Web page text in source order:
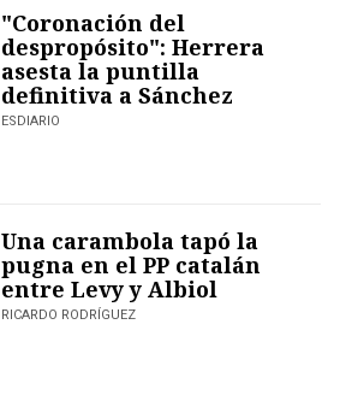
"Coronación del
despropósito": Herrera
asesta la puntilla
definitiva a Sánchez
ESDIARIO
Una carambola tapó la
pugna en el PP catalán
entre Levy y Albiol
RICARDO RODRÍGUEZ